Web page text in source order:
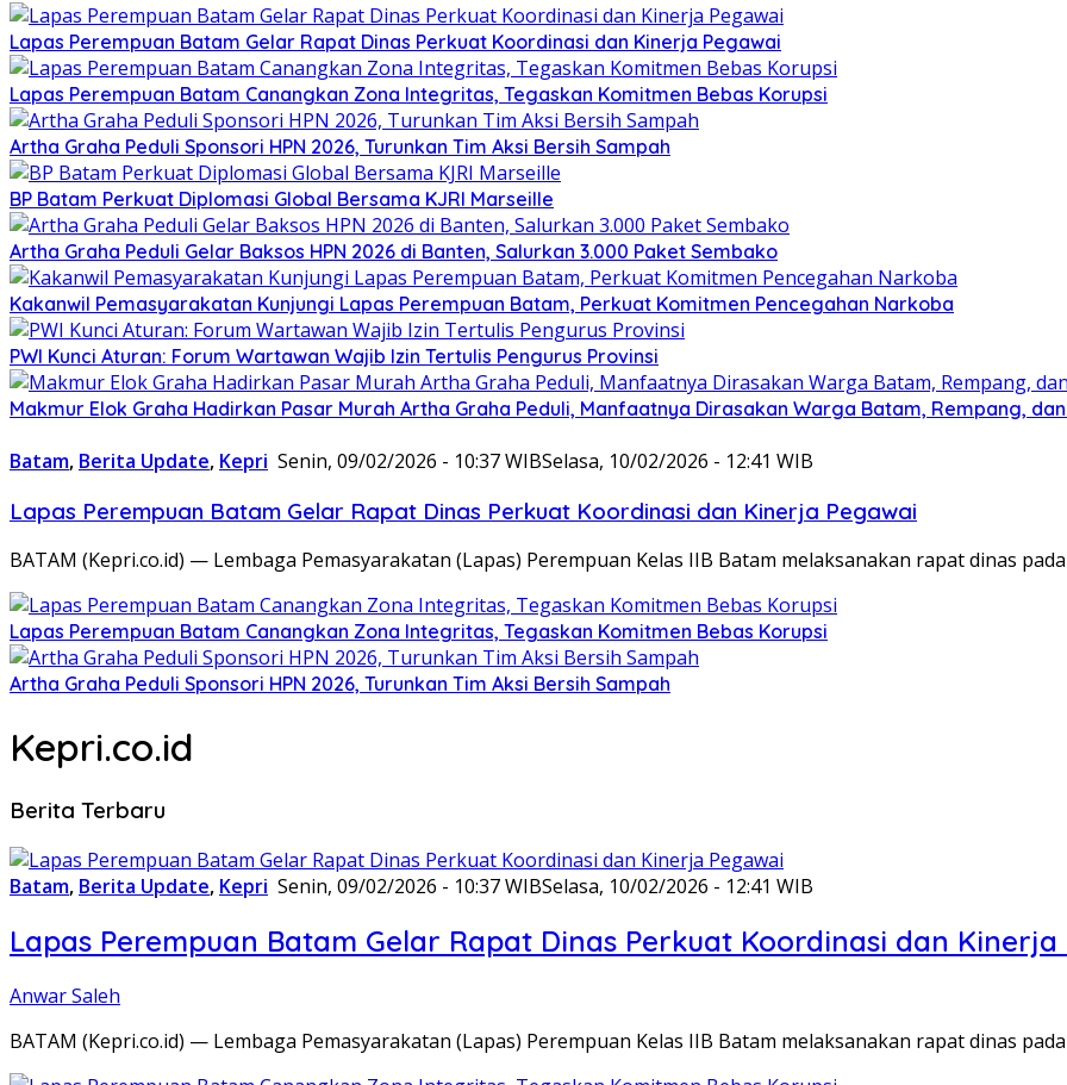
Lapas Perempuan Batam Gelar Rapat Dinas Perkuat Koordinasi dan Kinerja Pegawai
Lapas Perempuan Batam Canangkan Zona Integritas, Tegaskan Komitmen Bebas Korupsi
Artha Graha Peduli Sponsori HPN 2026, Turunkan Tim Aksi Bersih Sampah
BP Batam Perkuat Diplomasi Global Bersama KJRI Marseille
Artha Graha Peduli Gelar Baksos HPN 2026 di Banten, Salurkan 3.000 Paket Sembako
Kakanwil Pemasyarakatan Kunjungi Lapas Perempuan Batam, Perkuat Komitmen Pencegahan Narkoba
PWI Kunci Aturan: Forum Wartawan Wajib Izin Tertulis Pengurus Provinsi
Makmur Elok Graha Hadirkan Pasar Murah Artha Graha Peduli, Manfaatnya Dirasakan Warga Batam, Rempang,
Batam, Berita Update, Kepri Senin, 09/02/2026 - 10:37 WIBSelasa, 10/02/2026 - 12:41 WIB
Lapas Perempuan Batam Gelar Rapat Dinas Perkuat Koordinasi dan Kinerja Pegawai
BATAM (Kepri.co.id) — Lembaga Pemasyarakatan (Lapas) Perempuan Kelas IIB Batam melaksanakan rapat dinas
Lapas Perempuan Batam Canangkan Zona Integritas, Tegaskan Komitmen Bebas Korupsi
Artha Graha Peduli Sponsori HPN 2026, Turunkan Tim Aksi Bersih Sampah
Kepri.co.id
Berita Terbaru
Batam, Berita Update, Kepri Senin, 09/02/2026 - 10:37 WIBSelasa, 10/02/2026 - 12:41 WIB
Lapas Perempuan Batam Gelar Rapat Dinas Perkuat Koordinasi dan Kinerja
Anwar Saleh
BATAM (Kepri.co.id) — Lembaga Pemasyarakatan (Lapas) Perempuan Kelas IIB Batam melaksanakan rapat dinas